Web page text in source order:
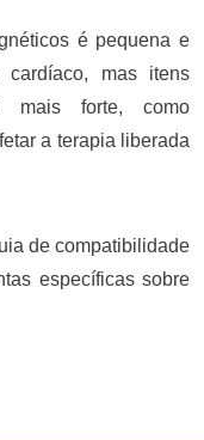
é pequena e
mas itens
mais forte, como
a terapia liberada
de compatibilidade
específicas sobre